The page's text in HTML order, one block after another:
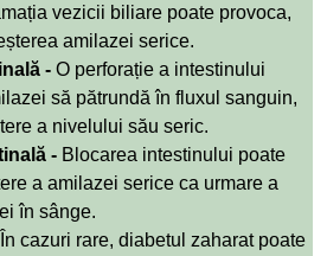
vezicii biliare poate provoca,
amilazei serice.
- O perforație a intestinului
să pătrundă în fluxul sanguin,
a nivelului său seric.
- Blocarea intestinului poate
a amilazei serice ca urmare a
în sânge.
În cazuri rare, diabetul zaharat poate